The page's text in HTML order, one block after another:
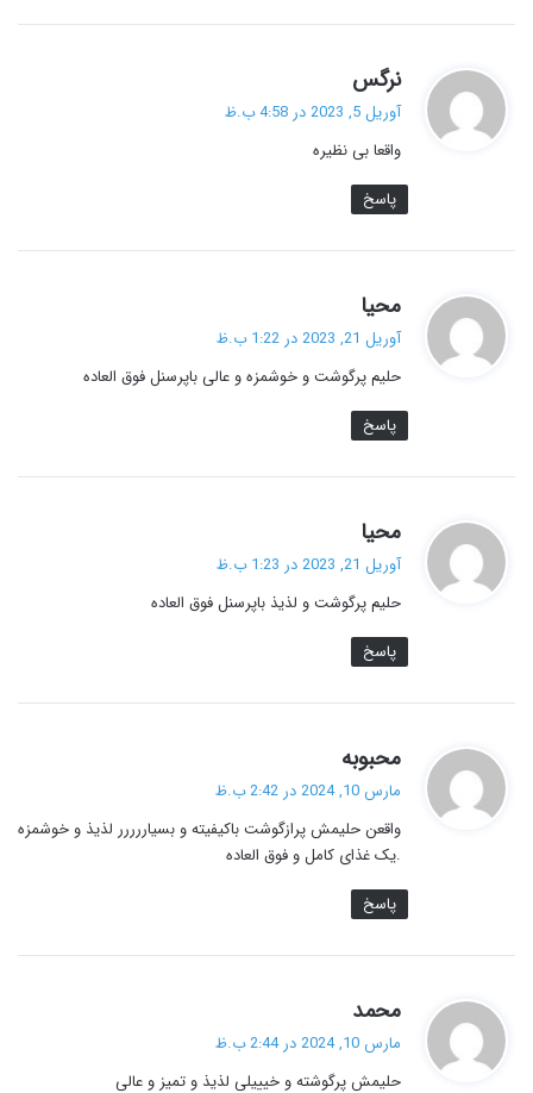
نرگس
آوریل 5, 2023 در 4:58 ب.ظ
واقعا بی نظیره
پاسخ
محیا
ف
:
آوریل 21, 2023 در 1:22 ب.ظ
حلیم پرگوشت و خوشمزه و عالی باپرسنل فوق العاده
پاسخ
محیا
ف
:
آوریل 21, 2023 در 1:23 ب.ظ
حلیم پرگوشت و لذیذ باپرسنل فوق العاده
پاسخ
محبوبه
:
مارس 10, 2024 در 2:42 ب.ظ
واقعن حلیمش پرازگوشت باکیفیته و بسیاررررر لذیذ و خوشمزه
.یک غذای کامل و فوق العاده
پاسخ
محمد
ف
:
مارس 10, 2024 در 2:44 ب.ظ
حلیمش پرگوشته و خیییلی لذیذ و تمیز و عالی